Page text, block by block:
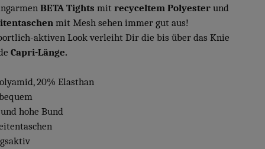
BETA Tights mit recyceltem Polyester und
mit Mesh sehen immer gut aus!
aktiven Look verleiht Dir die bis über das Knie
Capri-Länge.
20% Elasthan
hohe Bund